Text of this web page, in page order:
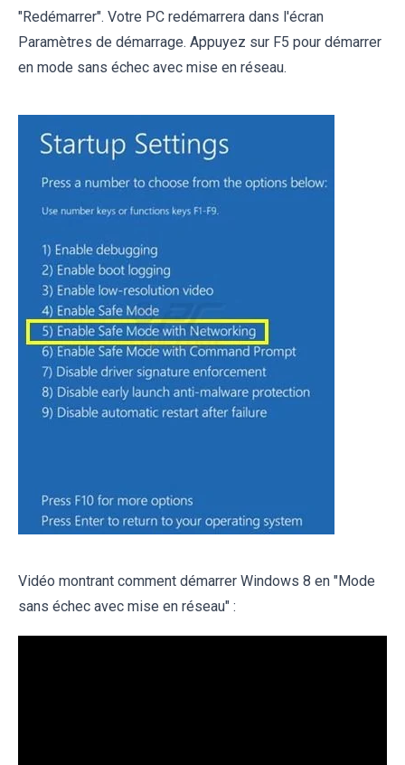
"Redémarrer". Votre PC redémarrera dans l'écran
Paramètres de démarrage. Appuyez sur F5 pour démarrer
en mode sans échec avec mise en réseau.
Vidéo montrant comment démarrer Windows 8 en "Mode
sans échec avec mise en réseau" :